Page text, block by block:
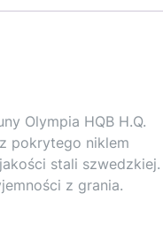
Olympia HQB H.Q.
pokrytego niklem
stali szwedzkiej.
z grania.